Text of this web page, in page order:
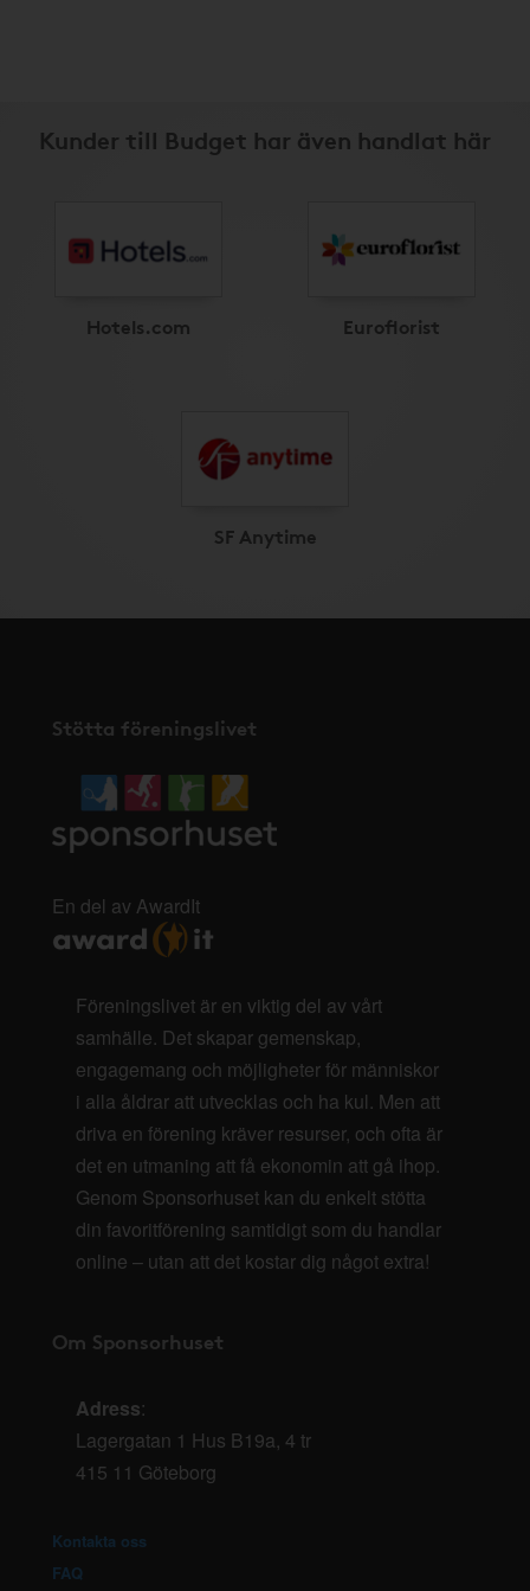
Kunder till Budget har även handlat här
Hotels.com Euroflorist
SF Anytime
Stötta föreningslivet
En del av AwardIt
Föreningslivet är en viktig del av vårt
samhälle. Det skapar gemenskap,
engagemang och möjligheter för människor
i alla åldrar att utvecklas och ha kul. Men att
driva en förening kräver resurser, och ofta är
det en utmaning att få ekonomin att gå ihop.
Genom Sponsorhuset kan du enkelt stötta
din favoritförening samtidigt som du handlar
online – utan att det kostar dig något extra!
Om Sponsorhuset
Adress:
Lagergatan 1 Hus B19a, 4 tr
415 11 Göteborg
Kontakta oss
FAQ